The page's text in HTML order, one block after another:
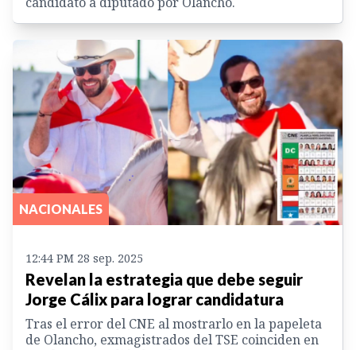
NACIONALES
12:44 PM 28 sep. 2025
Revelan la estrategia que debe seguir
Jorge Cálix para lograr candidatura
Tras el error del CNE al mostrarlo en la papeleta
de Olancho, exmagistrados del TSE coinciden en